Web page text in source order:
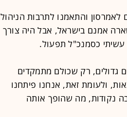
והתאמנו לתרבות הניהול
אמנם בישראל, אבל היה צורך
כסמנכ"ל תפעול.
גדולים, רק שכולם מתמקדים
ולעומת זאת, אנחנו פיתחנו
נקודות, מה שהופך אותה